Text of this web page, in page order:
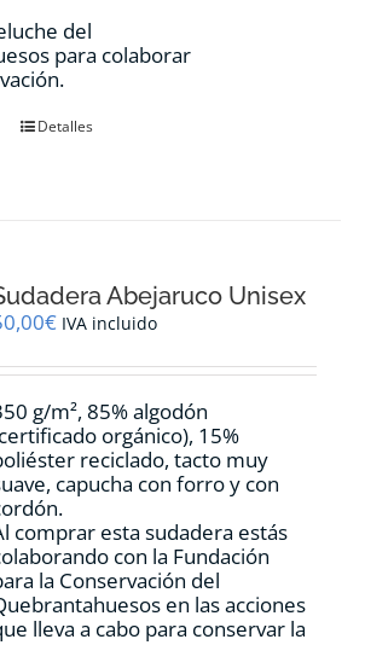
del
para colaborar
Detalles
Abejaruco Unisex
€ IVA incluido
g/m², 85% algodón
orgánico), 15%
reciclado, tacto muy
capucha con forro y con
comprar esta sudadera estás
con la Fundación
la Conservación del
en las acciones
lleva a cabo para conservar la